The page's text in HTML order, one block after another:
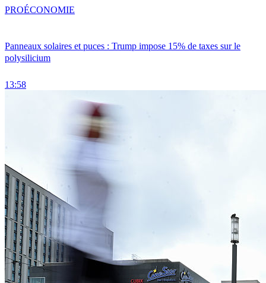
Panneaux solaires et puces : Trump impose 15% de taxes sur le
polysilicium
13:58
PROÉCONOMIE